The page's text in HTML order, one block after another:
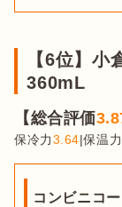
【6位】
360mL
【総合評価
保冷力3.64|保温力
コンビニコ